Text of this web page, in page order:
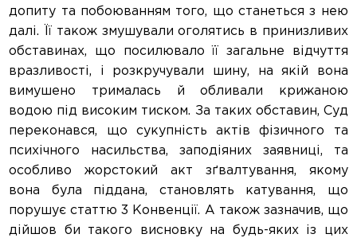
допиту та побоюванням того, що станеться з нею
далі. Її також змушували оголятись в принизливих
обставинах, що посилювало її загальне відчуття
вразливості, і розкручували шину, на якій вона
вимушено трималась й обливали крижаною
водою під високим тиском. За таких обставин, Суд
переконався, що сукупність актів фізичного та
психічного насильства, заподіяних заявниці, та
особливо жорстокий акт зґвалтування, якому
вона була піддана, становлять катування, що
порушує статтю 3 Конвенції. А також зазначив, що
дійшов би такого висновку на будь-яких із цих